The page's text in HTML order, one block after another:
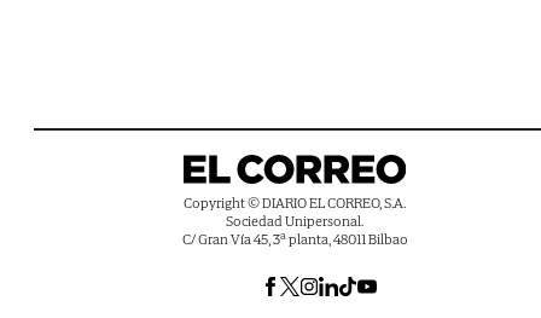
Copyright © DIARIO EL CORREO, S.A.
Sociedad Unipersonal.
C/ Gran Vía 45, 3ª planta, 48011 Bilbao